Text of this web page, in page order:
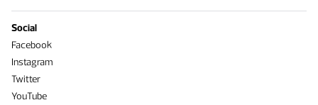
Social
Facebook
Instagram
Twitter
YouTube